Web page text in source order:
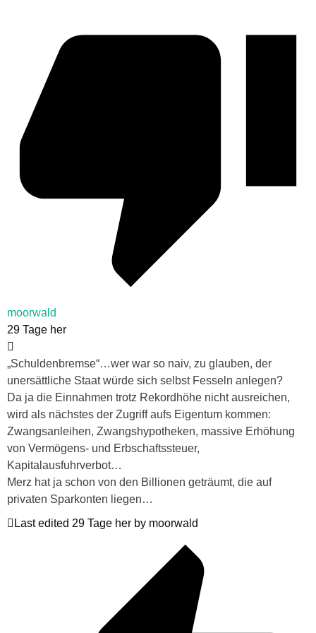
moorwald
29 Tage her
„Schuldenbremse“…wer war so naiv, zu glauben, der
unersättliche Staat würde sich selbst Fesseln anlegen?
Da ja die Einnahmen trotz Rekordhöhe nicht ausreichen,
wird als nächstes der Zugriff aufs Eigentum kommen:
Zwangsanleihen, Zwangshypotheken, massive Erhöhung
von Vermögens- und Erbschaftssteuer,
Kapitalausfuhrverbot…
Merz hat ja schon von den Billionen geträumt, die auf
privaten Sparkonten liegen…
Last edited 29 Tage her by moorwald